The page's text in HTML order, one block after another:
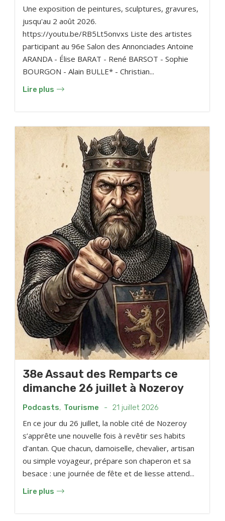
Une exposition de peintures, sculptures, gravures,
jusqu'au 2 août 2026.
https://youtu.be/RB5Lt5onvxs Liste des artistes
participant au 96e Salon des Annonciades Antoine
ARANDA - Élise BARAT - René BARSOT - Sophie
BOURGON - Alain BULLE* - Christian...
Lire plus
38e Assaut des Remparts ce
dimanche 26 juillet à Nozeroy
Podcasts, Tourisme - 21 juillet 2026
En ce jour du 26 juillet, la noble cité de Nozeroy
s’apprête une nouvelle fois à revêtir ses habits
d’antan. Que chacun, damoiselle, chevalier, artisan
ou simple voyageur, prépare son chaperon et sa
besace : une journée de fête et de liesse attend...
Lire plus